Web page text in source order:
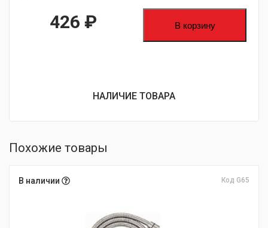
426 ₽ В корзину
НАЛИЧИЕ ТОВАРА
Похожие товары
В наличии Код G65